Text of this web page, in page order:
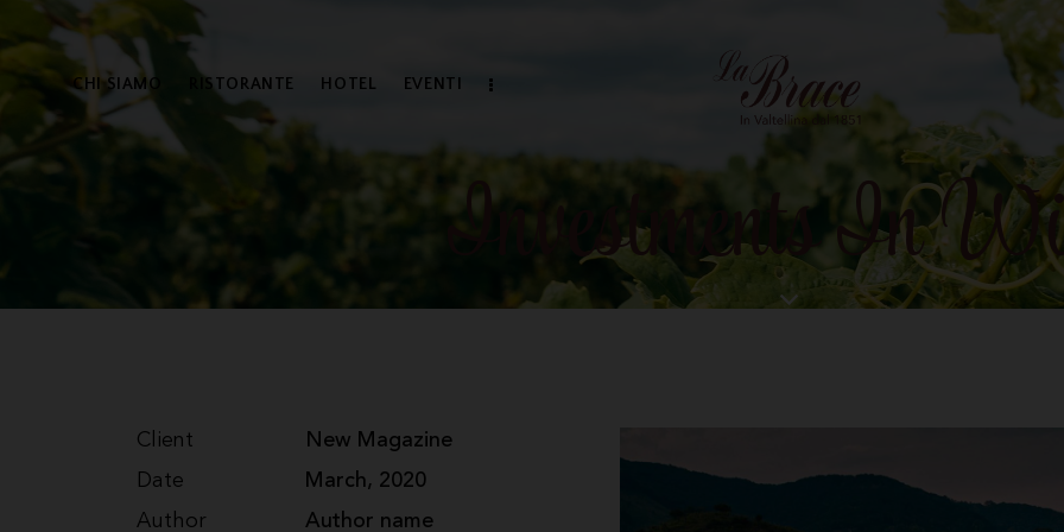
CHI SIAMO RISTORANTE HOTEL EVENTI
Investments In
Client
New Magazine
Date
March, 2020
Author
Author name